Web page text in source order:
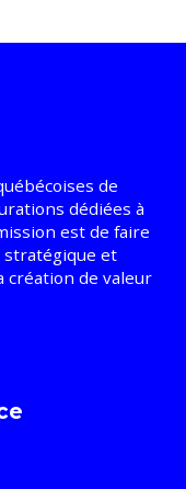
de
dédiées à
est de faire
stratégique et
création de valeur